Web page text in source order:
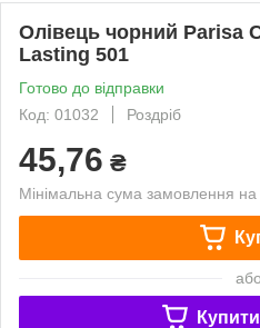
Олівець чорний Parisa
Lasting 501
Готово до відправки
Код: 01032
Роздріб
45,76 ₴
Мінімальна сума замовлення
або